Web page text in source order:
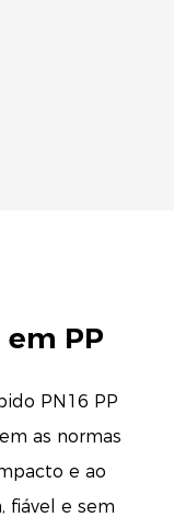
PP
PN16 PP
as normas
e ao
fiável e sem